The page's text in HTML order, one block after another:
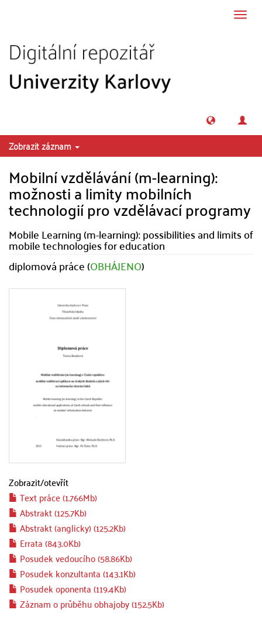
Zobrazit záznam
Mobilní vzdělávání (m-learning):
možnosti a limity mobilních
technologií pro vzdělávací programy
Mobile Learning (m-learning): possibilities and limits of
mobile technologies for education
diplomová práce (OBHÁJENO)
Zobrazit/otevřít
Text práce (1.766Mb)
Abstrakt (125.7Kb)
Abstrakt (anglicky) (125.2Kb)
Errata (843.0Kb)
Posudek vedoucího (58.86Kb)
Posudek konzultanta (143.1Kb)
Posudek oponenta (119.4Kb)
Záznam o průběhu obhajoby (152.5Kb)